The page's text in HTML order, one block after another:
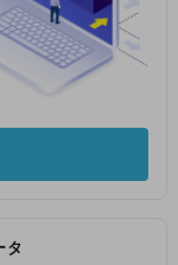
タ